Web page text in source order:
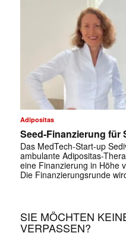
Adipositas
Seed-Finanzierung für
Das MedTech‑Start-up
ambulante Adipositas-
eine Finanzierung in Höhe
Die Finanzierungsrunde
SIE MÖCHTEN
VERPASSEN?